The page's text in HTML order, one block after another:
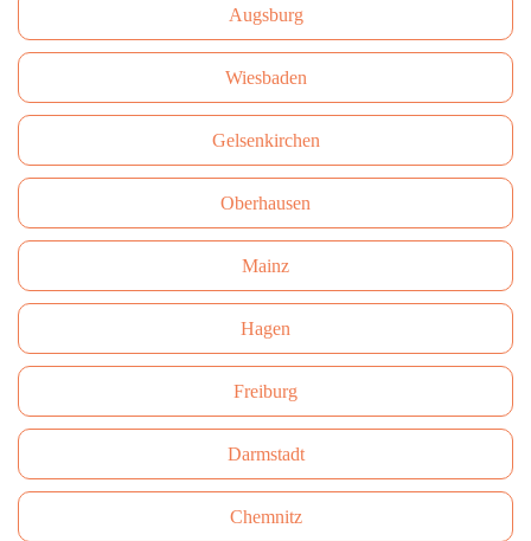
Augsburg
Wiesbaden
Gelsenkirchen
Oberhausen
Mainz
Hagen
Freiburg
Darmstadt
Сhemnitz